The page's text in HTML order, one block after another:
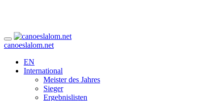
canoeslalom.net
EN
International
Meister des Jahres
Sieger
Ergebnislisten